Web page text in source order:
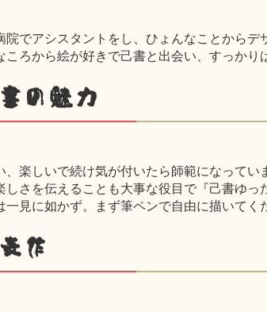
院でアシスタントをし、ひょんなことからデ
ころから絵が好きで己書と出会い、すっかり
の魅力
、楽しいで続け気が付いたら師範になってい
しさを伝えることも大事な役目で『己書ゆっ
一見に如かず。まず筆ペンで自由に描いてく
作